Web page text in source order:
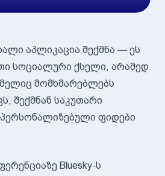
აპლიკაცია შექმნა — ეს
სოციალური ქსელი, არამედ
მომხმარებლებს
შექმნან საკუთარი
ფიდები
Bluesky-ს